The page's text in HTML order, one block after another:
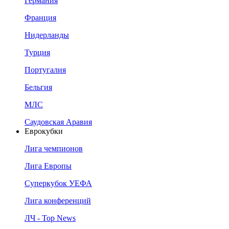
Франция
Нидерланды
Турция
Португалия
Бельгия
МЛС
Саудовская Аравия
Еврокубки
Лига чемпионов
Лига Европы
Суперкубок УЕФА
Лига конференций
ЛЧ - Top News